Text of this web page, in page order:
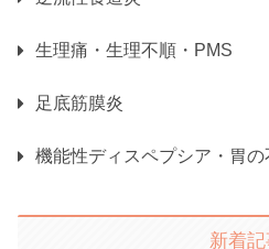
生理痛・生理不順・PMS
足底筋膜炎
機能性ディスペプシア・胃の
新着記